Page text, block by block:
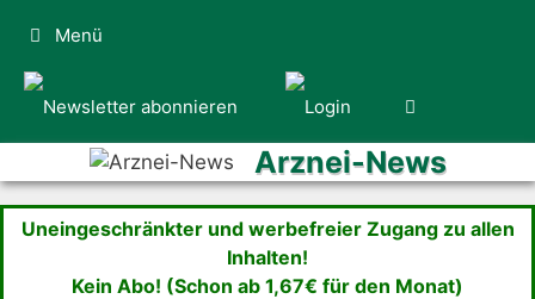
Inhalt
springen
Menü
Arznei-News
Uneingeschränkter und werbefreier Zugang zu allen
Inhalten!
Kein Abo! (Schon ab 1,67€ für den Monat)